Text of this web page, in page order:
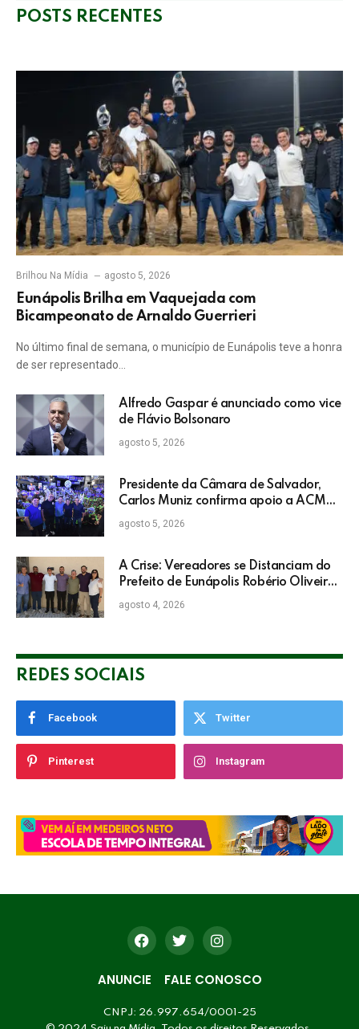
POSTS RECENTES
Brilhou Na Mídia agosto 5, 2026
Eunápolis Brilha em Vaquejada com
Bicampeonato de Arnaldo Guerrieri
No último final de semana, o município de Eunápolis teve a honra
de ser representado…
Alfredo Gaspar é anunciado como vice
de Flávio Bolsonaro
agosto 5, 2026
Presidente da Câmara de Salvador,
Carlos Muniz confirma apoio a ACM
Neto: “Irei lutar voto a voto na sua
campanha”
agosto 5, 2026
A Crise: Vereadores se Distanciam do
Prefeito de Eunápolis Robério Oliveira
nas Eleições
agosto 4, 2026
REDES SOCIAIS
Facebook Twitter
Pinterest Instagram
ANUNCIE FALE CONOSCO
CNPJ: 26.997.654/0001-25